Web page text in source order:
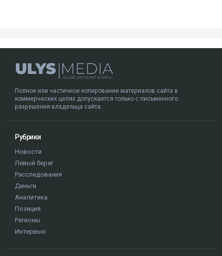
Полное или частичное копирование материалов сайта в
коммерческих целях допускается только с письменного
разрешения владельца сайта.
Рубрики
Новости
Левый берег
Расследования
Деньги
Аналитика
Позиция
Регионы
Интервью